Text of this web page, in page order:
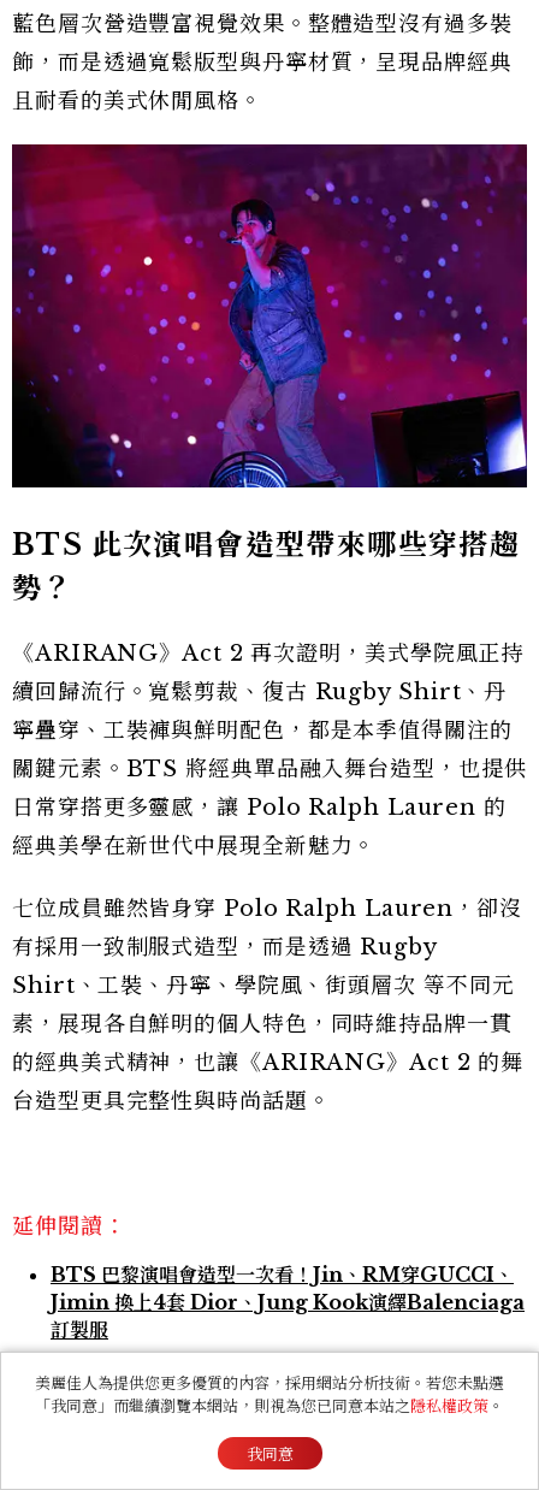
藍色層次營造豐富視覺效果。整體造型沒有過多裝
飾，而是透過寬鬆版型與丹寧材質，呈現品牌經典
且耐看的美式休閒風格。
BTS 此次演唱會造型帶來哪些穿搭趨
勢？
《ARIRANG》Act 2 再次證明，美式學院風正持
續回歸流行。寬鬆剪裁、復古 Rugby Shirt、丹
寧疊穿、工裝褲與鮮明配色，都是本季值得關注的
關鍵元素。BTS 將經典單品融入舞台造型，也提供
日常穿搭更多靈感，讓 Polo Ralph Lauren 的
經典美學在新世代中展現全新魅力。
七位成員雖然皆身穿 Polo Ralph Lauren，卻沒
有採用一致制服式造型，而是透過 Rugby
Shirt、工裝、丹寧、學院風、街頭層次 等不同元
素，展現各自鮮明的個人特色，同時維持品牌一貫
的經典美式精神，也讓《ARIRANG》Act 2 的舞
台造型更具完整性與時尚話題。
延伸閱讀：
BTS 巴黎演唱會造型一次看！Jin、RM穿GUCCI、
Jimin 換上4套 Dior、Jung Kook演繹Balenciaga
訂製服
BTS唱〈Dynamite〉掀世界盃中場秀全場高潮！小
賈斯汀、瑪丹娜、夏奇拉接連演出
BTS金泰亨把頭髮留長為了這個！雙色狼尾髮＋黑金挑
美麗佳人為提供您更多優質的內容，採用網站分析技術。若您未點選
「我同意」而繼續瀏覽本網站，則視為您已同意本站之隱私權政策 。
我同意